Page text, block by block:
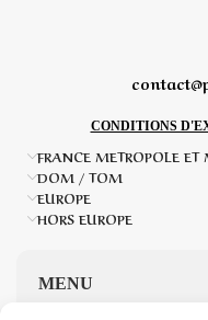
CONDITIONS
FRANCE METROPOLE
DOM / TOM
EUROPE
HORS EUROPE
MENU